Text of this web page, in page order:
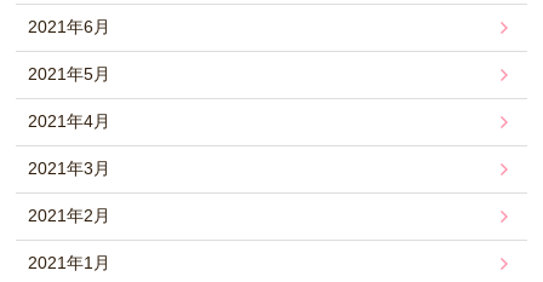
2021年6月
2021年5月
2021年4月
2021年3月
2021年2月
2021年1月